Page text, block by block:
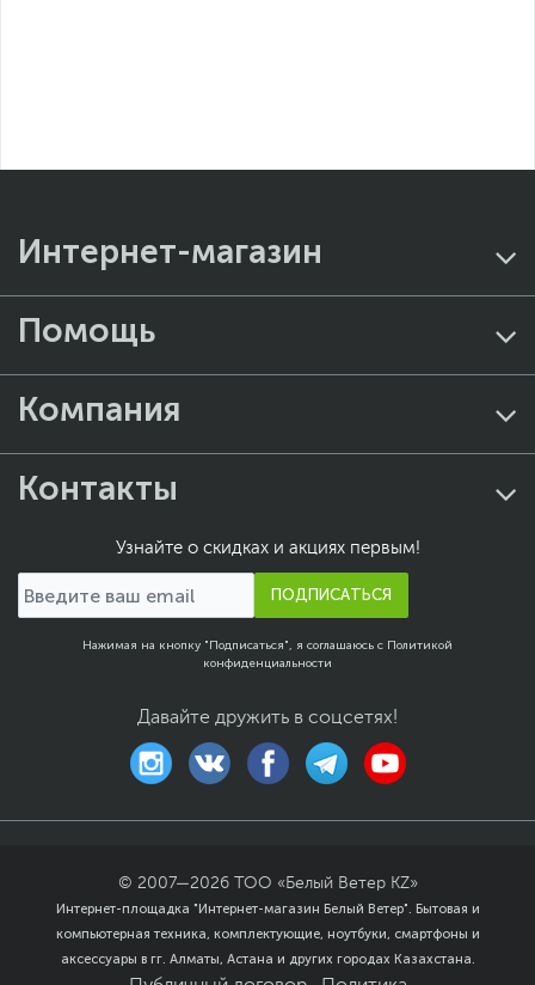
Интернет-магазин
Помощь
Компания
Контакты
Узнайте о скидках и акциях первым!
ПОДПИСАТЬСЯ
Нажимая на кнопку "Подписаться", я соглашаюсь с Политикой
конфиденциальности
Давайте дружить в соцсетях!
© 2007—2026
ТОО «Белый Ветер KZ»
Интернет-площадка "Интернет-магазин Белый Ветер". Бытовая и
компьютерная техника, комплектующие, ноутбуки, смартфоны и
аксессуары в гг. Алматы, Астана и других городах Казахстана.